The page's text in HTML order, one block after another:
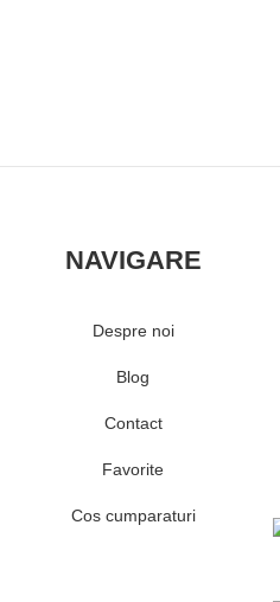
NAVIGARE
Despre noi
Blog
Contact
Favorite
Cos cumparaturi